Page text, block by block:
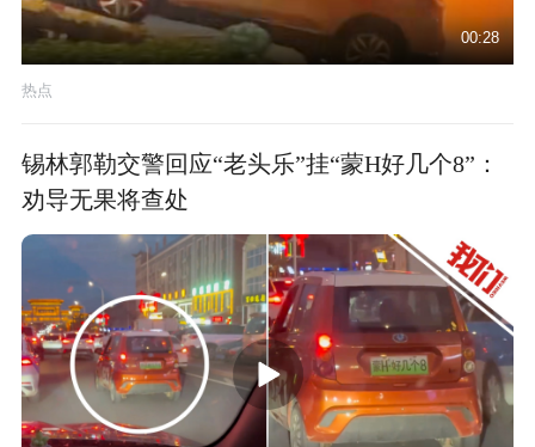
00:28
热点
锡林郭勒交警回应“老头乐”挂“蒙H好几个8”：
劝导无果将查处